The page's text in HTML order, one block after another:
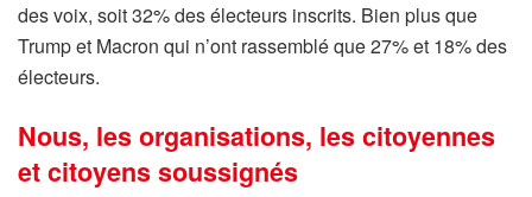
des voix, soit 32% des électeurs inscrits. Bien plus que
Trump et Macron qui n’ont rassemblé que 27% et 18% des
électeurs.
Nous, les organisations, les citoyennes
et citoyens soussignés